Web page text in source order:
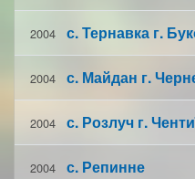
2004 с. Тернавка г.
2004 с. Майдан г.
2004 с. Розлуч г.
2004 с. Репинне